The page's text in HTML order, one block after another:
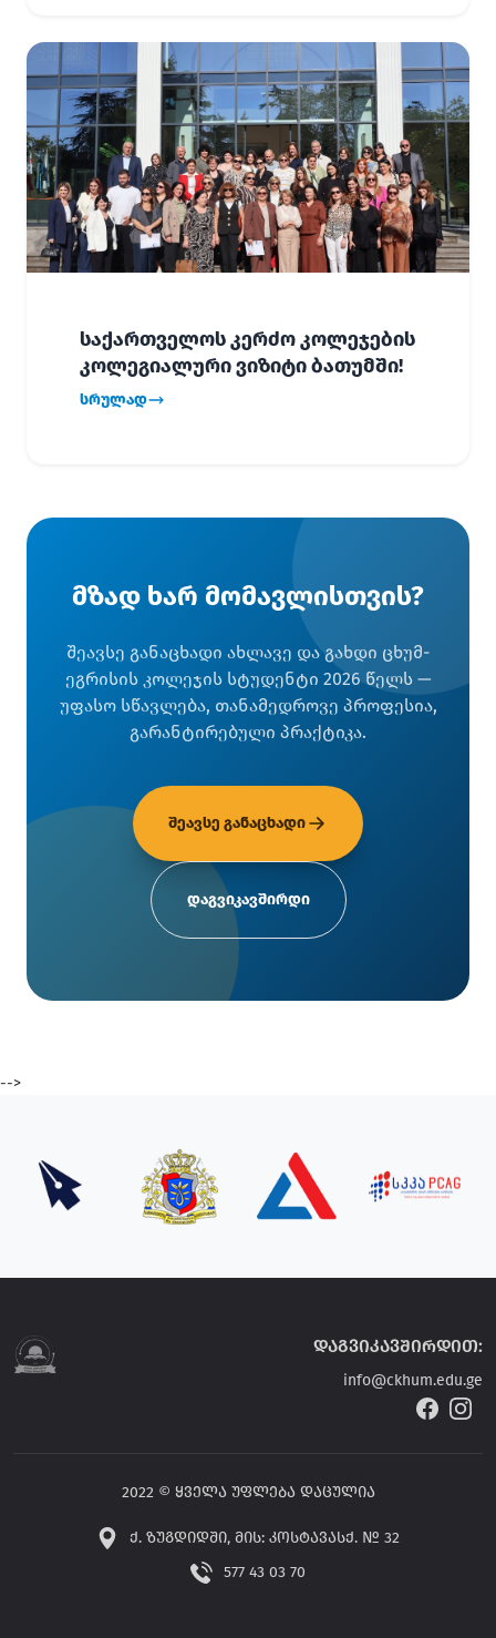
საქართველოს კერძო კოლეჯების
კოლეგიალური ვიზიტი ბათუმში!
სრულად
მზად ხარ მომავლისთვის?
შეავსე განაცხადი ახლავე და გახდი ცხუმ-
ეგრისის კოლეჯის სტუდენტი 2026 წელს —
უფასო სწავლება, თანამედროვე პროფესია,
გარანტირებული პრაქტიკა.
შეავსე განაცხადი
დაგვიკავშირდი
-->
დაგვიკავშირდით:
info@ckhum.edu.ge
2022 © ყველა უფლება დაცულია
ქ. ზუგდიდში, მის: კოსტავასქ. № 32
577 43 03 70